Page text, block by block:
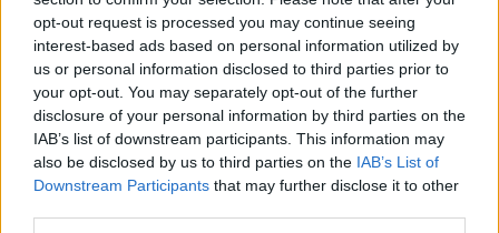
opt-out request is processed you may continue seeing
interest-based ads based on personal information utilized by
us or personal information disclosed to third parties prior to
your opt-out. You may separately opt-out of the further
disclosure of your personal information by third parties on the
IAB’s list of downstream participants. This information may
also be disclosed by us to third parties on the IAB’s List of
Downstream Participants that may further disclose it to other
lejjebb!
### SKORPIÓ
A szeptember hónap sok kihívást hozhat a Skorpiók életébe,